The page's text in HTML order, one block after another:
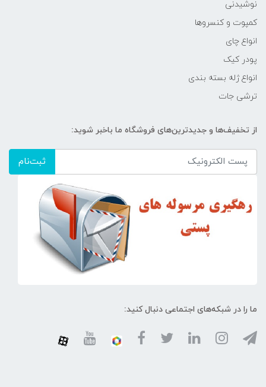
نوشیدنی
کمپوت و کنسروها
انواع چای
پودر کیک
انواع ژله بسته بندی
ترشی جات
از تخفیف‌ها و جدیدترین‌های فروشگاه ما باخبر شوید:
ثبت‌نام
ما را در شبکه‌های اجتماعی دنبال کنید: